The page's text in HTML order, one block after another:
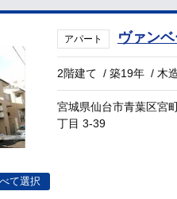
アパート ヴァンベ
2階建て /築19年 / 木
宮城県仙台市青葉区宮
丁目 3-39
て選択